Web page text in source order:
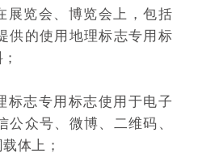
览会、博览会上，包括
供的使用地理标志专用标
志专用标志使用于电子
公众号、微博、二维码、
体上；